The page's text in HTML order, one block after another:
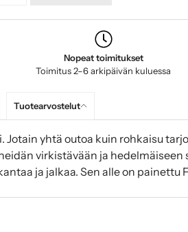
Nopeat toimitukset
Toimitus 2–6 arkipäivän kuluessa
Tuotearvostelut
Jotain yhtä outoa kuin rohkaisu
virkistävään ja hedelmäiseen
ja jalkaa. Sen alle on painettu